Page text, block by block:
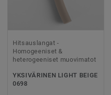
Hitsauslangat -
Homogeeniset &
heterogeeniset muovimatot
YKSIVÄRINEN LIGHT BEIGE
0698